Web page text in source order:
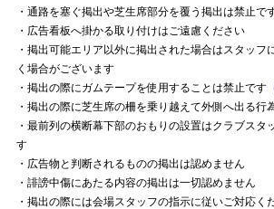
・通路を塞ぐ掲出や芝生席部分を覆う掲出は禁止で
・広告看板へ掛かる取り付けはご遠慮ください
・掲出可能エリア以外に掲出された場合はスタッフ
く場合がございます
・掲出の際にガムテープを使用することは禁止です
・掲出の際に芝生席の柵を乗り越えて外側へ出る行
・最前列の横断幕下部のおもりの設置はクラブスタ
す
・広告物と判断されるものの掲出は認めません
・誹謗中傷にあたる内容の掲出は一切認めません
・掲出の際には会場スタッフの指示に従いご対応く